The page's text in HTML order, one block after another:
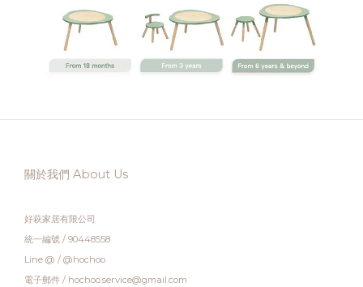
關於我們 About Us
好萩家居有限公司
統一編號 / 90448558
Line @ / @hochoo
電子郵件 / hochoo.service@gmail.com